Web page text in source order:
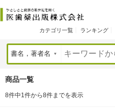
カテゴリ一覧 ランキング
商品一覧
8件中1件から8件までを表示